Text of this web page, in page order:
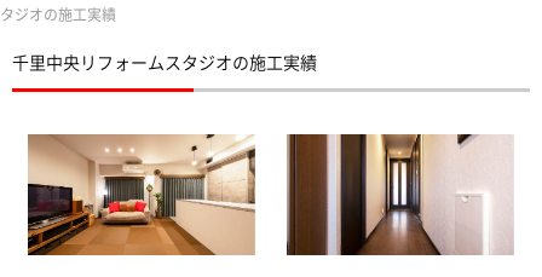
タジオの施工実績
千里中央リフォームスタジオの施工実績